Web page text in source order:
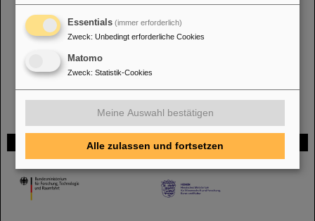
Bei GSI entsteht das neue Beschleunigerzentrum FAIR.
mehr.
HMWK
Essentials (immer erforderlich)
Zweck: Unbedingt erforderliche Cookies
Matomo
Zweck: Statistik-Cookies
Meine Auswahl bestätigen
Alle zulassen und fortsetzen